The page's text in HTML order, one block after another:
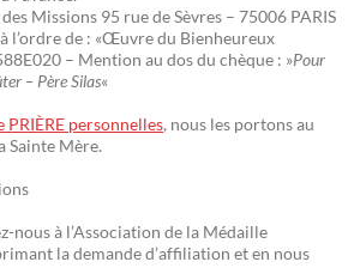
Missions 95 rue de Sèvres – 75006 PARIS
l’ordre de : «Œuvre du Bienheureux
– Mention au dos du chèque : »Pour
– Père Silas«
PRIÈRE personnelles, nous les portons au
Sainte Mère.
nous à l’Association de la Médaille
la demande d’affiliation et en nous